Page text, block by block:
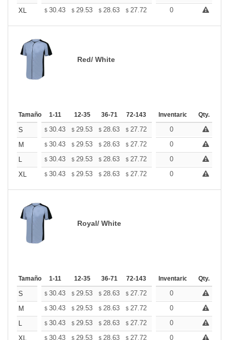
XL
$ 30.43 $ 29.53 $ 28.63 $ 27.72 26.82
0
Red/ White
Tamaño 1-11 12-35 36-71 72-143 144-287 288 +
Inventario Qty.
S $ 30.43 $ 29.53 $ 28.63 $ 27.72 26.82
0
M
$ 30.43 $ 29.53 $ 28.63 $ 27.72 26.82
0
L
$ 30.43 $ 29.53 $ 28.63 $ 27.72 26.82
0
XL
$ 30.43 $ 29.53 $ 28.63 $ 27.72 26.82
0
Royal/ White
Tamaño 1-11 12-35 36-71 72-143 144-287 288 +
Inventario Qty.
S $ 30.43 $ 29.53 $ 28.63 $ 27.72 26.82
0
M
$ 30.43 $ 29.53 $ 28.63 $ 27.72 26.82
0
L
$ 30.43 $ 29.53 $ 28.63 $ 27.72 26.82
0
XL
$ 30.43 $ 29.53 $ 28.63 $ 27.72 26.82
0